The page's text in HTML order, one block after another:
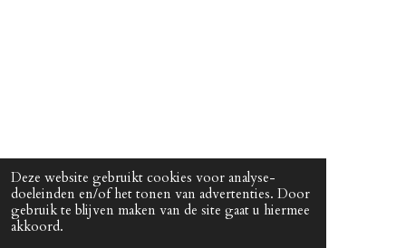
Deze website gebruikt cookies voor analyse-
doeleinden en/of het tonen van advertenties. Door
gebruik te blijven maken van de site gaat u hiermee
akkoord.